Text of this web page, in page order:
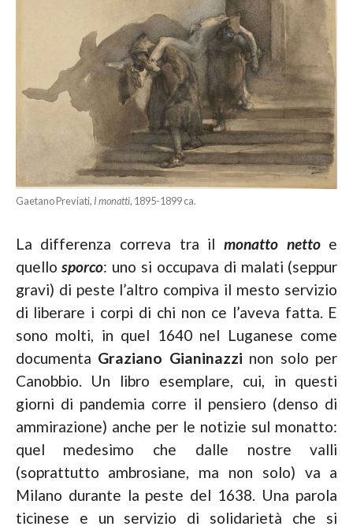
Gaetano Previati, I monatti, 1895-1899 ca.
La differenza correva tra ilmonatto netto e
quellosporco: uno si occupava di malati (seppur
gravi) di peste l’altro compiva il mesto servizio
di liberare i corpi di chi non ce l’aveva fatta. E
sono molti, in quel 1640 nel Luganese come
documenta Graziano Gianinazzi non solo per
Canobbio. Un libro esemplare, cui, in questi
giorni di pandemia corre il pensiero (denso di
ammirazione) anche per le notizie sul monatto:
quel medesimo che dalle nostre valli
(soprattutto ambrosiane, ma non solo) va a
Milano durante la peste del 1638. Una parola
ticinese e un servizio di solidarietà che si